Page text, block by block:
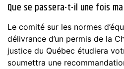
Que se passera-t-il une fois
Le comité sur les normes
délivrance d’un permis de la
justice du Québec étudiera
soumettra une